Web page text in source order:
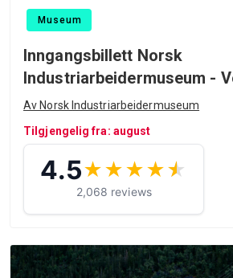
Museum
Inngangsbillett Norsk
Industriarbeidermuseum -
Av Norsk Industriarbeidermuseum
Tilgjengelig fra: august